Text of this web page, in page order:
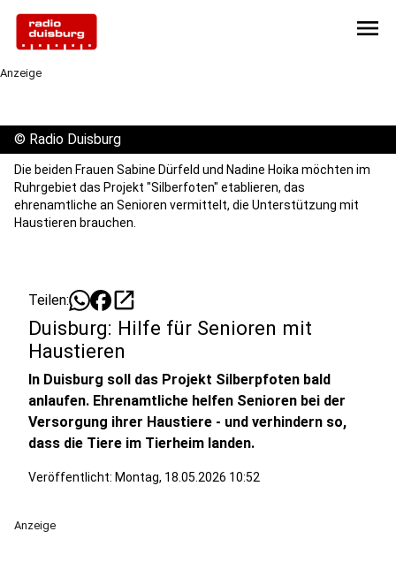
menu
Anzeige
© Radio Duisburg
Die beiden Frauen Sabine Dürfeld und Nadine Hoika möchten im
Ruhrgebiet das Projekt "Silberfoten" etablieren, das
ehrenamtliche an Senioren vermittelt, die Unterstützung mit
Haustieren brauchen.
Teilen: open_in_new
Duisburg: Hilfe für Senioren mit
Haustieren
In Duisburg soll das Projekt Silberpfoten bald
anlaufen. Ehrenamtliche helfen Senioren bei der
Versorgung ihrer Haustiere - und verhindern so,
dass die Tiere im Tierheim landen.
Veröffentlicht: Montag, 18.05.2026 10:52
Anzeige